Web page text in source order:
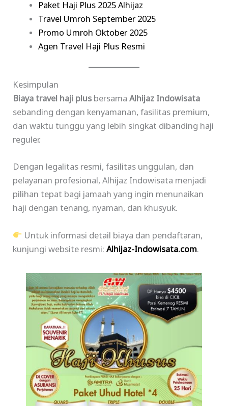
Paket Haji Plus 2025 Alhijaz
Travel Umroh September 2025
Promo Umroh Oktober 2025
Agen Travel Haji Plus Resmi
Kesimpulan
Biaya travel haji plus bersamaAlhijaz Indowisata
sebanding dengan kenyamanan, fasilitas premium,
dan waktu tunggu yang lebih singkat dibanding haji
reguler.
Dengan legalitas resmi, fasilitas unggulan, dan
pelayanan profesional, Alhijaz Indowisata menjadi
pilihan tepat bagi jamaah yang ingin menunaikan
haji dengan tenang, nyaman, dan khusyuk.
Untuk informasi detail biaya dan pendaftaran,
kunjungi website resmi:Alhijaz-Indowisata.com.